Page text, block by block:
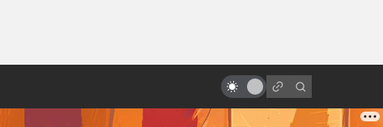
экранизацию игры